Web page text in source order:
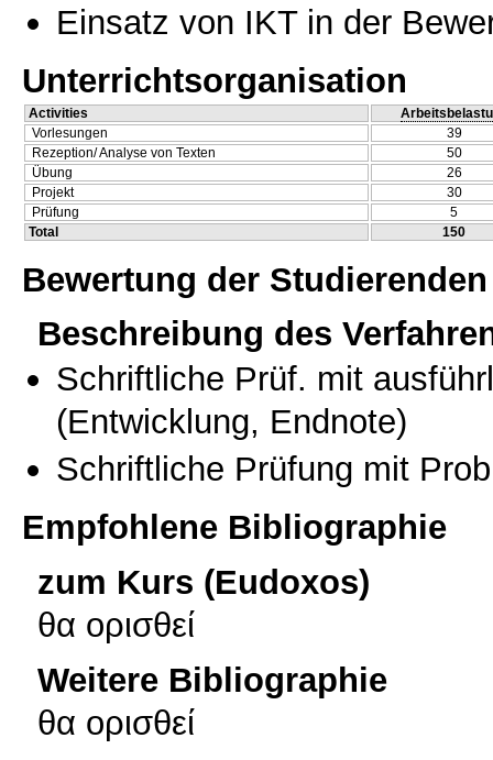
Einsatz von IKT in der
Unterrichtsorganisation
Activities
Vorlesungen
39
Rezeption/ Analyse von Texten
50
Übung
26
Projekt
30
Prüfung
5
Total
150
Bewertung der Studierenden
Beschreibung des
Schriftliche Prüf. mit
(Entwicklung, Endnote)
Schriftliche Prüfung mit
Empfohlene Bibliographie
zum Kurs (Eudoxos)
θα ορισθεί
Weitere Bibliographie
θα ορισθεί